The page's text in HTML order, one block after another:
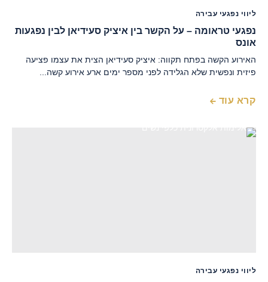
ליווי נפגעי עבירה
נפגעי טראומה – על הקשר בין איציק סעידיאן לבין נפגעות
אונס
האירוע הקשה בפתח תקווה: איציק סעידיאן הצית את עצמו פציעה
פיזית ונפשית שלא הגלידה לפני מספר ימים ארע אירוע קשה...
קרא עוד
ליווי נפגעי עבירה